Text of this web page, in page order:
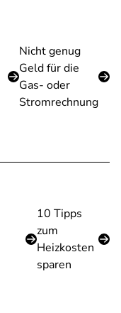
Nicht genug
Geld für die
Gas- oder
Stromrechnung
10 Tipps
zum
Heizkosten
sparen